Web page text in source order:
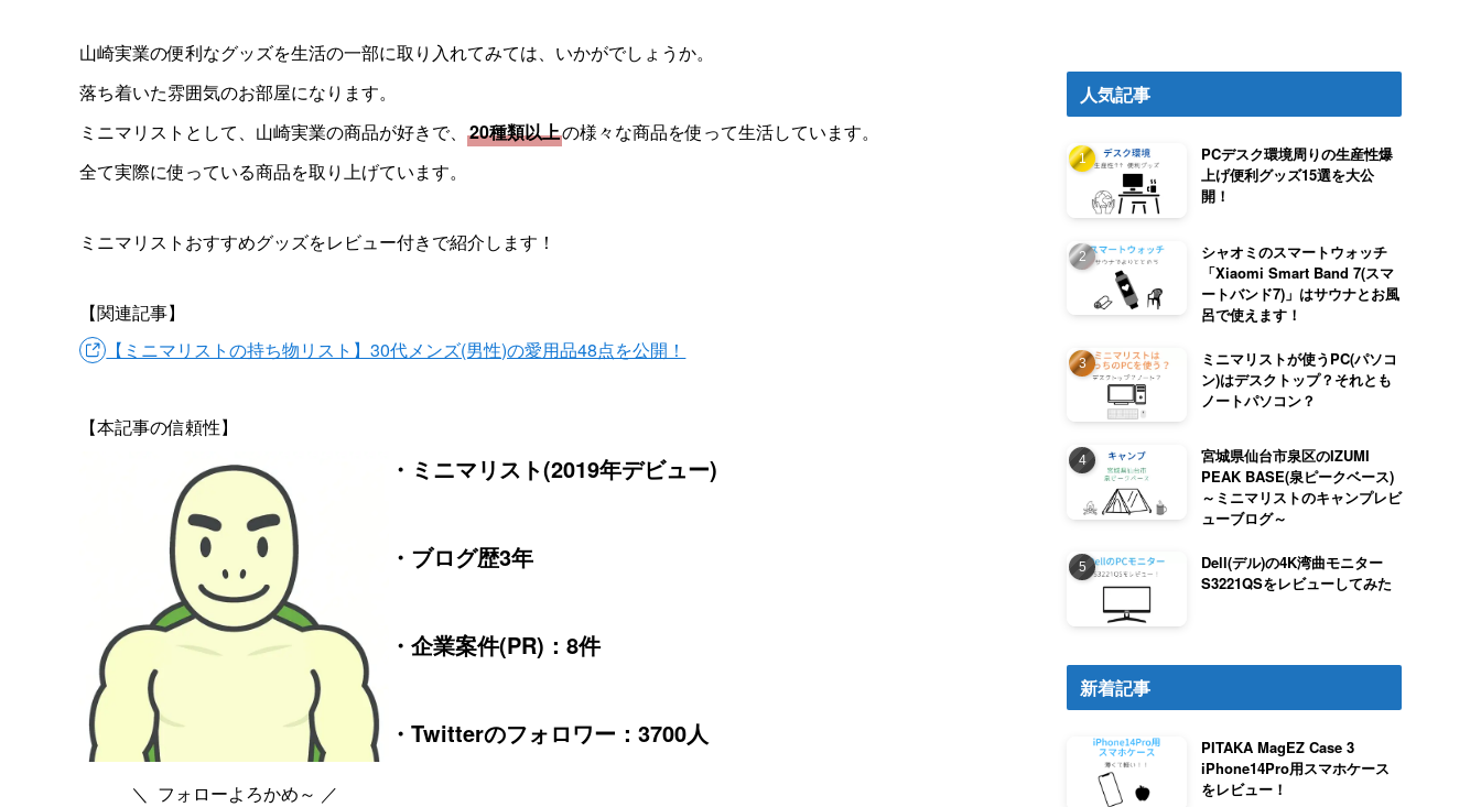
山崎実業の便利なグッズを生活の一部に取り入れてみては、いかがでしょうか。
落ち着いた雰囲気のお部屋になります。
ミニマリストとして、山崎実業の商品が好きで、 20種類以上の様々な商品を使って生活しています。
全て実際に使っている商品を取り上げています。
ミニマリストおすすめグッズをレビュー付きで紹介します！
【関連記事】
【ミニマリストの持ち物リスト】30代メンズ(男性)の愛用品48点を公開！
【本記事の信頼性】
＼ フォローよろかめ～ ／
・ミニマリスト(2019年デビュー)
・ブログ歴3年
・企業案件(PR)：8件
・Twitterのフォロワー：3700人
人気記事
PCデスク環境周りの生産性爆
上げ便利グッズ15選を大公
開！
シャオミのスマートウォッチ
「Xiaomi Smart Band 7(スマ
ートバンド7)」はサウナとお風
呂で使えます！
ミニマリストが使うPC(パソコ
ン)はデスクトップ？それとも
ノートパソコン？
宮城県仙台市泉区のIZUMI
PEAK BASE(泉ピークベース)
～ミニマリストのキャンプレビ
ューブログ～
Dell(デル)の4K湾曲モニター
S3221QSをレビューしてみた
新着記事
PITAKA MagEZ Case 3
iPhone14Pro用スマホケース
をレビュー！